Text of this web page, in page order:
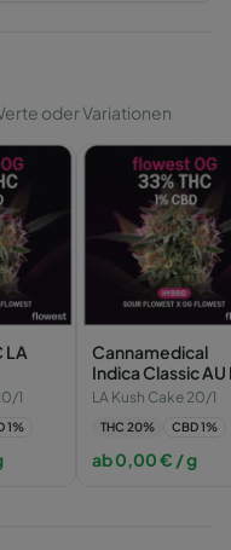
oder Variationen
LA
1
1%
Cannamedical
Indica Classic AU
Kush Cake
LA Kush Cake 20/1
THC 20% CBD1%
ab0,00€ / g